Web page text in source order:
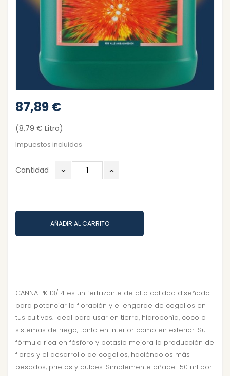
87,89 €
(8,79 € Litro)
Impuestos incluidos
Cantidad
AÑADIR AL CARRITO
CANNA PK 13/14 es un fertilizante de alta calidad diseñado
para potenciar la floración y el engorde de cogollos en
tus cultivos. Ideal para usar en tierra, hidroponía, coco o
sistemas de riego, tanto en interior como en exterior. Su
fórmula rica en fósforo y potasio mejora la producción de
flores y el desarrollo de cogollos, haciéndolos más
pesados, prietos y dulces. Simplemente añade 150 ml por